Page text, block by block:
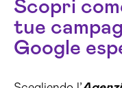
Scopri
tue
Google